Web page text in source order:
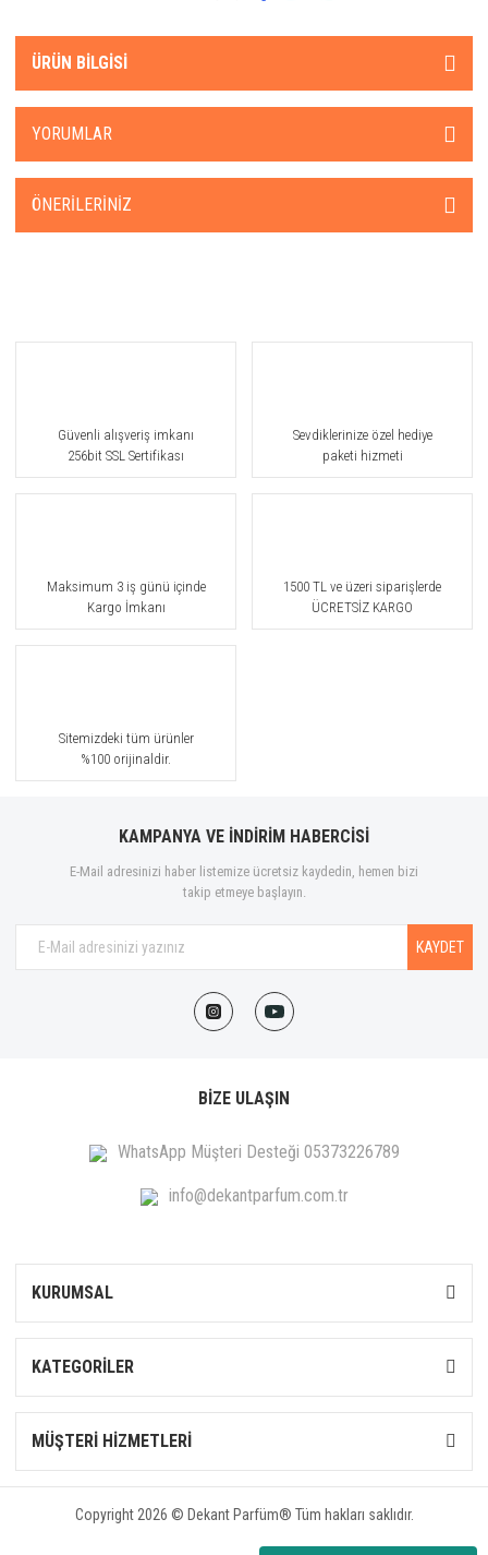
ÜRÜN BILGISI
YORUMLAR
ÖNERILERINIZ
Güvenli alışveriş imkanı
256bit SSL Sertifikası
Sevdiklerinize özel hediye
paketi hizmeti
Maksimum 3 iş günü içinde
Kargo İmkanı
1500 TL ve üzeri siparişlerde
ÜCRETSİZ KARGO
Sitemizdeki tüm ürünler
%100 orijinaldir.
KAMPANYA VE İNDİRİM HABERCİSİ
E-Mail adresinizi haber listemize ücretsiz kaydedin, hemen bizi
takip etmeye başlayın.
KAYDET
BİZE ULAŞIN
WhatsApp Müşteri Desteği 05373226789
info@dekantparfum.com.tr
KURUMSAL
KATEGORİLER
MÜŞTERİ HİZMETLERİ
Copyright 2026 © Dekant Parfüm® Tüm hakları saklıdır.